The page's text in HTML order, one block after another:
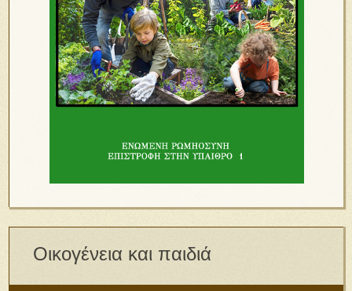
Οικογένεια και παιδιά